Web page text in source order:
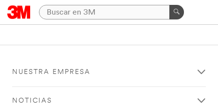
NUESTRA EMPRESA
NOTICIAS